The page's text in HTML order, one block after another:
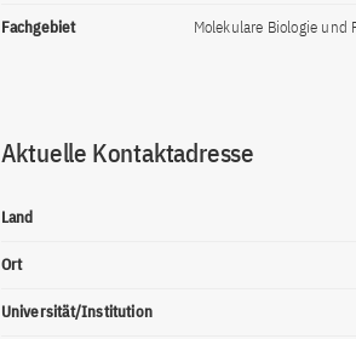
Fachgebiet Molekulare Biologie
Aktuelle Kontaktadresse
Land
Ort
Universität/Institution